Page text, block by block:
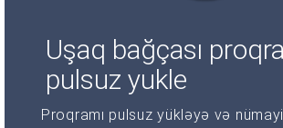
Uşaq bağçası
pulsuz yukle
Proqramı pulsuz yükləyə və